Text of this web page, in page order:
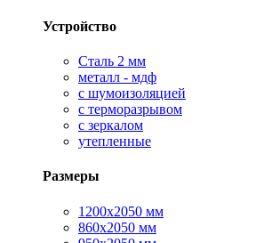
Устройство
Сталь 2 мм
металл - мдф
с шумоизоляцией
с терморазрывом
с зеркалом
утепленные
Размеры
1200х2050 мм
860х2050 мм